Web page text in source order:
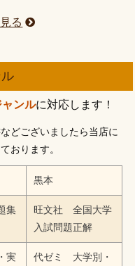
る
ンルに対応します！
どございましたら当店に
おります。
黒本
集
旺文社 全国大学
入試問題正解
実
代ゼミ 大学別・